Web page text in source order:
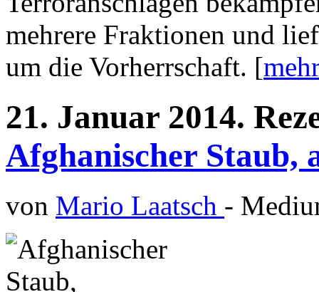
mehrere Fraktionen und
um die Vorherrschaft. [
21. Januar 2014.
Afghanischer Staub,
von Mario Laatsch -